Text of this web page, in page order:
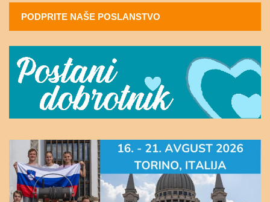
PODPRITE NAŠE POSLANSTVO